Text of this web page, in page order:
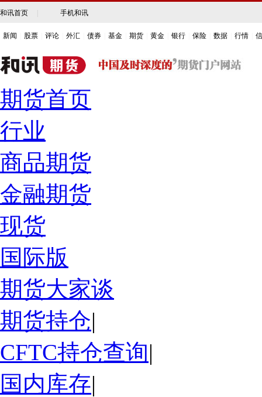
和讯首页 手机和讯
新闻 股票 评论 外汇 债券 基金 期货 黄金 银行 保险 数据 行情
期货首页
行业
商品期货
金融期货
现货
国际版
期货大家谈
期货持仓|
CFTC持仓查询|
国内库存|